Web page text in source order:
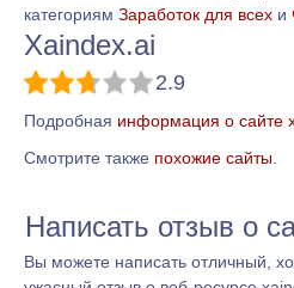
категориям Заработок для всех и
Xaindex.ai
2.9
Подробная информация о сайте
Смотрите также похожие сайты.
Написать отзыв о
Вы можете написать отличный,